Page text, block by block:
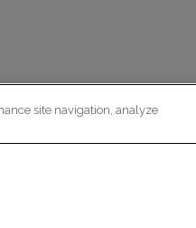
site navigation, analyze